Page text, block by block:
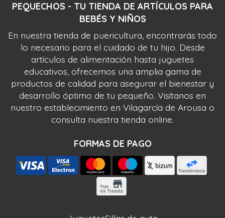
PEQUECHOS - TU TIENDA DE ARTÍCULOS PARA
BEBÉS Y NIÑOS
En nuestra tienda de puericultura, encontrarás todo
lo necesario para el cuidado de tu hijo. Desde
artículos de alimentación hasta juguetes
educativos, ofrecemos una amplia gama de
productos de calidad para asegurar el bienestar y
desarrollo óptimo de tu pequeño. Visítanos en
nuestro establecimiento en Vilagarcía de Arousa o
consulta nuestra tienda online.
FORMAS DE PAGO